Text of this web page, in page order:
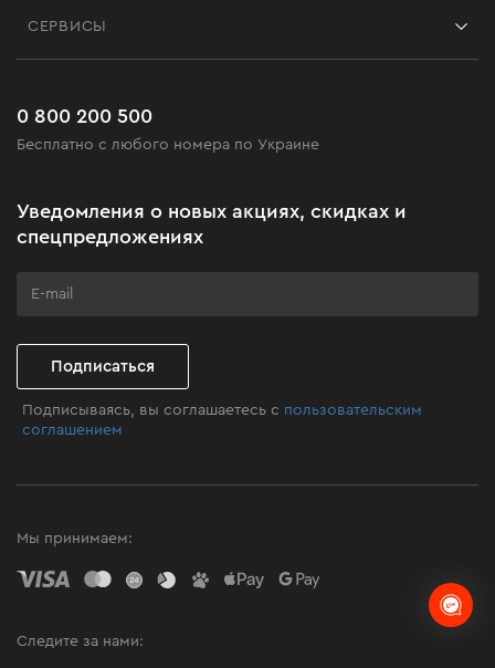
Черная пятница
Клуб мастерства
Часто задаваемые вопросы
СЕРВИСЫ
0 800 200 500
Бесплатно с любого номера по Украине
Уведомления о новых акциях, скидках и
спецпредложениях
Подписаться
Подписываясь, вы соглашаетесь с пользовательским
соглашением
Мы принимаем:
Следите за нами: